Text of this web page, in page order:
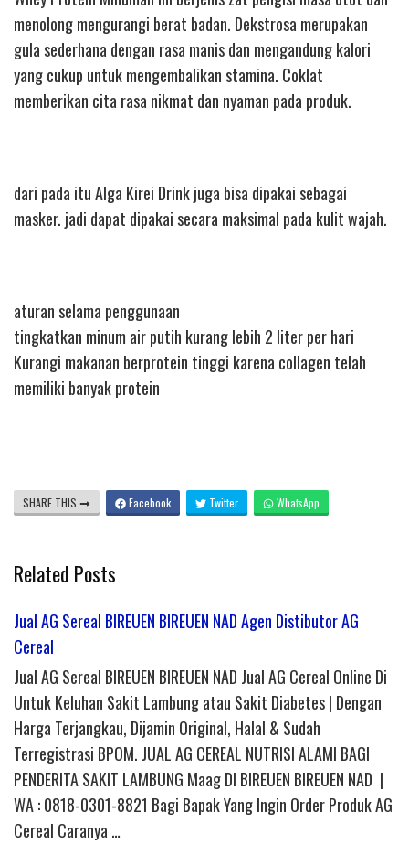
menolong mengurangi berat badan. Dekstrosa merupakan
gula sederhana dengan rasa manis dan mengandung kalori
yang cukup untuk mengembalikan stamina. Coklat
memberikan cita rasa nikmat dan nyaman pada produk.
dari pada itu Alga Kirei Drink juga bisa dipakai sebagai
masker. jadi dapat dipakai secara maksimal pada kulit wajah.
aturan selama penggunaan
tingkatkan minum air putih kurang lebih 2 liter per hari
Kurangi makanan berprotein tinggi karena collagen telah
memiliki banyak protein
SHARE THIS Facebook Twitter WhatsApp
Related Posts
Jual AG Sereal BIREUEN BIREUEN NAD Agen Distibutor AG
Cereal
Jual AG Sereal BIREUEN BIREUEN NAD Jual AG Cereal Online Di
Untuk Keluhan Sakit Lambung atau Sakit Diabetes | Dengan
Harga Terjangkau, Dijamin Original, Halal & Sudah
Terregistrasi BPOM. JUAL AG CEREAL NUTRISI ALAMI BAGI
PENDERITA SAKIT LAMBUNG Maag DI BIREUEN BIREUEN NAD |
WA : 0818-0301-8821 Bagi Bapak Yang Ingin Order Produk AG
Cereal Caranya …